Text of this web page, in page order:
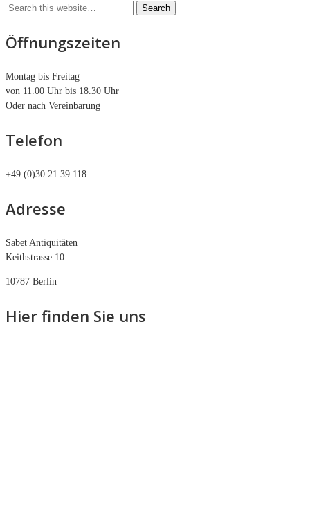
Öffnungszeiten
Montag bis Freitag
von 11.00 Uhr bis 18.30 Uhr
Oder nach Vereinbarung
Telefon
+49 (0)30 21 39 118
Adresse
Sabet Antiquitäten
Keithstrasse 10
10787 Berlin
Hier finden Sie uns